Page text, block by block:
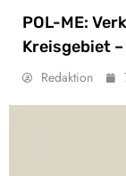
POL-ME:
Kreisgebiet
Redaktion